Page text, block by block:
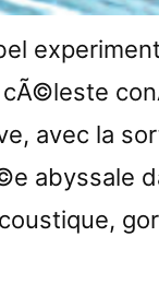
avec la
abyssale